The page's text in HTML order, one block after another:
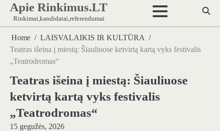
Skip
content
Apie Rinkimus.LT
Rinkimai,kandidatai,referendumai
Home
LAISVALAIKIS IR KULTŪRA
Teatras išeina į miestą: Šiauliuose ketvirtą kartą vyks festivalis
„Teatrodromas“
Teatras išeina į miestą: Šiauliuose
ketvirtą kartą vyks festivalis
„Teatrodromas“
15 gegužės, 2026